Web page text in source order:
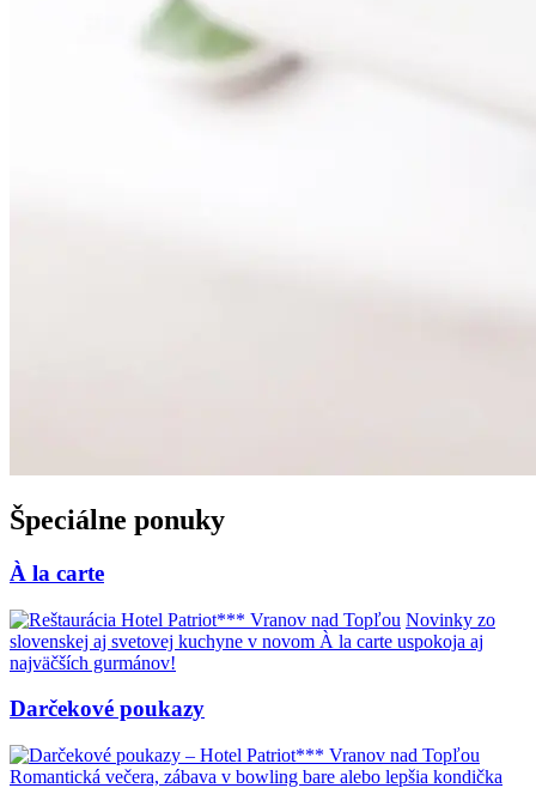
Špeciálne ponuky
À la carte
Novinky zo
slovenskej aj svetovej kuchyne v novom À la carte uspokoja aj
najväčších gurmánov!
Darčekové poukazy
Romantická večera, zábava v bowling bare alebo lepšia kondička